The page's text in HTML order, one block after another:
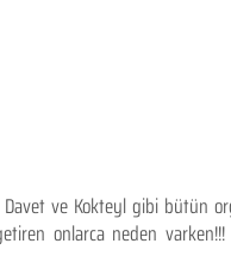
Davet ve Kokteyl gibi bütün
onlarca neden